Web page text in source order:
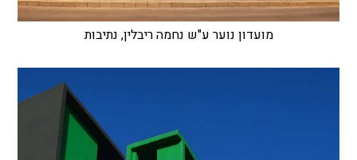
מועדון נוער ע"ש נחמה ריבלין, נתיבות